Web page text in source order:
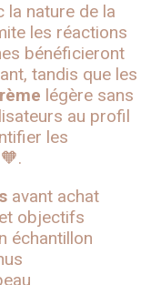
la nature de la
les réactions
bénéficieront
tandis que les
légère sans
au profil
les
avant achat
objectifs
échantillon